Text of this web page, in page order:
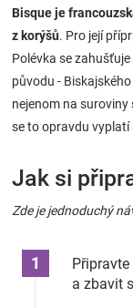
Hračkářství
Přihlášení
Bisque je
z korýšů. Pro její
Polévka se
původu -
nejenom na suroviny
se to opravdu vyplatí
Jak si
Zde je jednoduchý
a zbavit